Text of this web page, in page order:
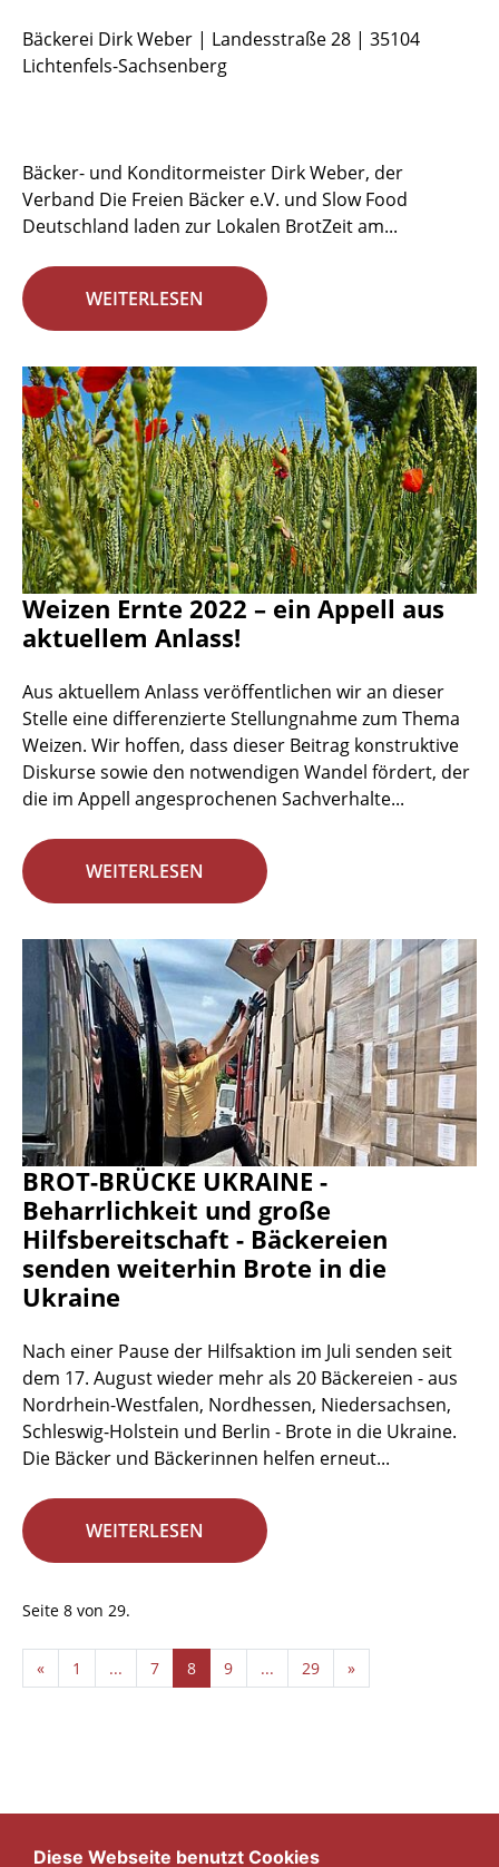
Bäckerei Dirk Weber | Landesstraße 28 | 35104
Lichtenfels-Sachsenberg
Bäcker- und Konditormeister Dirk Weber, der
Verband Die Freien Bäcker e.V. und Slow Food
Deutschland laden zur Lokalen BrotZeit am...
WEITERLESEN
Weizen Ernte 2022 – ein Appell aus
aktuellem Anlass!
Aus aktuellem Anlass veröffentlichen wir an dieser
Stelle eine differenzierte Stellungnahme zum Thema
Weizen. Wir hoffen, dass dieser Beitrag konstruktive
Diskurse sowie den notwendigen Wandel fördert, der
die im Appell angesprochenen Sachverhalte...
WEITERLESEN
BROT-BRÜCKE UKRAINE -
Beharrlichkeit und große
Hilfsbereitschaft - Bäckereien
senden weiterhin Brote in die
Ukraine
Nach einer Pause der Hilfsaktion im Juli senden seit
dem 17. August wieder mehr als 20 Bäckereien - aus
Nordrhein-Westfalen, Nordhessen, Niedersachsen,
Schleswig-Holstein und Berlin - Brote in die Ukraine.
Die Bäcker und Bäckerinnen helfen erneut...
WEITERLESEN
Seite 8 von 29.
« 1 ... 7 8 9 ... 29 »
Diese Webseite benutzt Cookies